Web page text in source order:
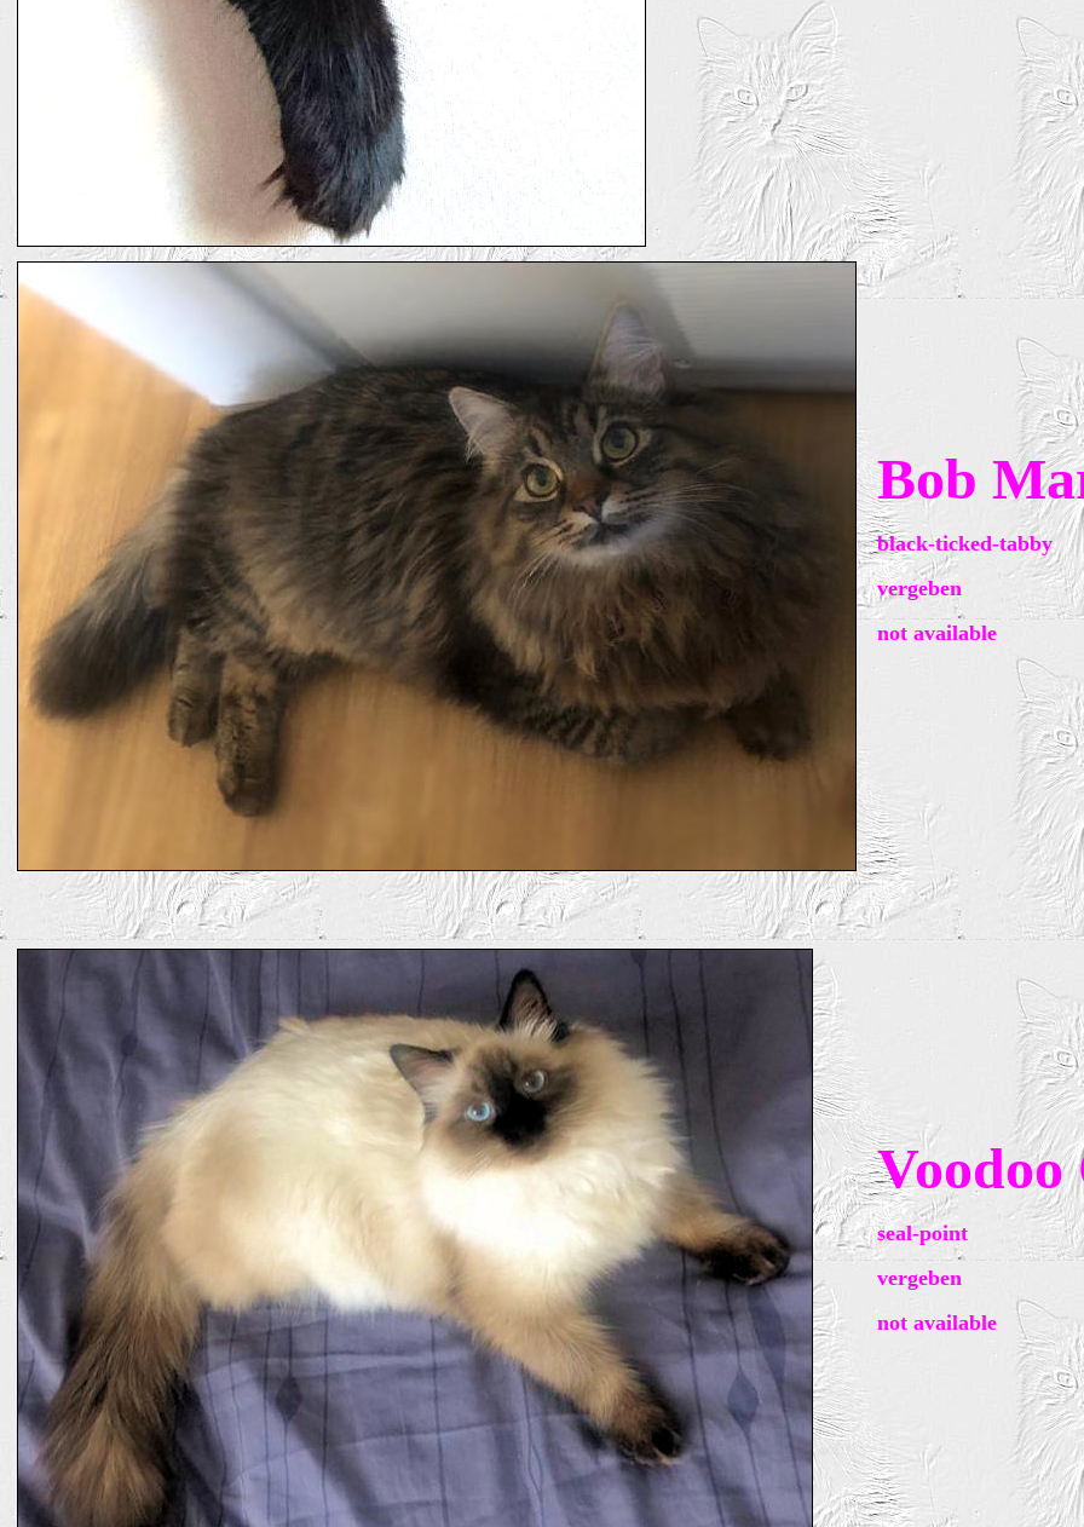
Bob
black-ticked-tabby
vergeben
not available
Voodoo
seal-point
vergeben
not available